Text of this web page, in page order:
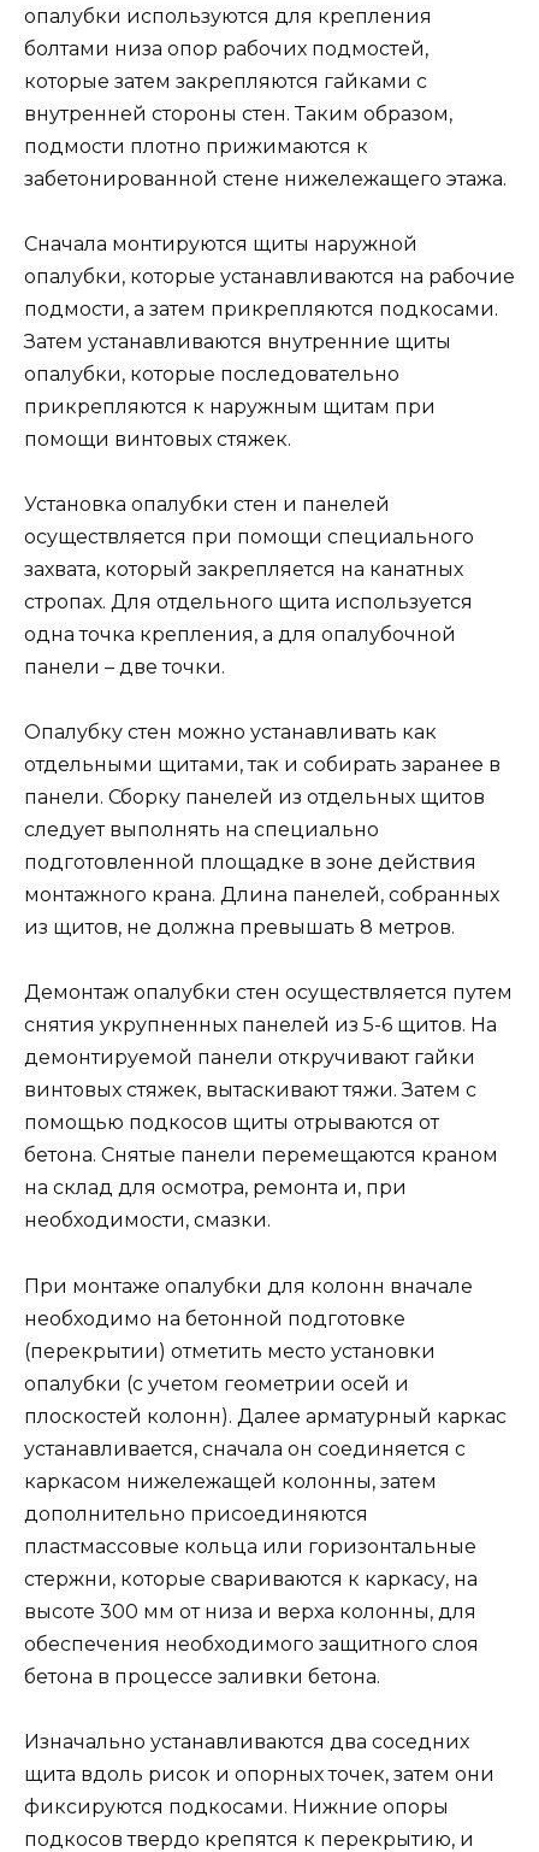
опалубки используются для крепления
болтами низа опор рабочих подмостей,
которые затем закрепляются гайками с
внутренней стороны стен. Таким образом,
подмости плотно прижимаются к
забетонированной стене нижележащего этажа.
Сначала монтируются щиты наружной
опалубки, которые устанавливаются на рабочие
подмости, а затем прикрепляются подкосами.
Затем устанавливаются внутренние щиты
опалубки, которые последовательно
прикрепляются к наружным щитам при
помощи винтовых стяжек.
Установка опалубки стен и панелей
осуществляется при помощи специального
захвата, который закрепляется на канатных
стропах. Для отдельного щита используется
одна точка крепления, а для опалубочной
панели – две точки.
Опалубку стен можно устанавливать как
отдельными щитами, так и собирать заранее в
панели. Сборку панелей из отдельных щитов
следует выполнять на специально
подготовленной площадке в зоне действия
монтажного крана. Длина панелей, собранных
из щитов, не должна превышать 8 метров.
Демонтаж опалубки стен осуществляется путем
снятия укрупненных панелей из 5-6 щитов. На
демонтируемой панели откручивают гайки
винтовых стяжек, вытаскивают тяжи. Затем с
помощью подкосов щиты отрываются от
бетона. Снятые панели перемещаются краном
на склад для осмотра, ремонта и, при
необходимости, смазки.
При монтаже опалубки для колонн вначале
необходимо на бетонной подготовке
(перекрытии) отметить место установки
опалубки (с учетом геометрии осей и
плоскостей колонн). Далее арматурный каркас
устанавливается, сначала он соединяется с
каркасом нижележащей колонны, затем
дополнительно присоединяются
пластмассовые кольца или горизонтальные
стержни, которые свариваются к каркасу, на
высоте 300 мм от низа и верха колонны, для
обеспечения необходимого защитного слоя
бетона в процессе заливки бетона.
Изначально устанавливаются два соседних
щита вдоль рисок и опорных точек, затем они
фиксируются подкосами. Нижние опоры
подкосов твердо крепятся к перекрытию, и